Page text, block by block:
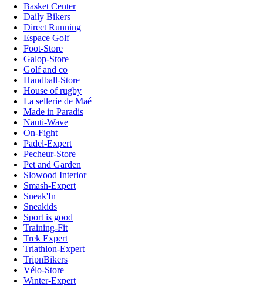
Basket Center
Daily Bikers
Direct Running
Espace Golf
Foot-Store
Galop-Store
Golf and co
Handball-Store
House of rugby
La sellerie de Maé
Made in Paradis
Nauti-Wave
On-Fight
Padel-Expert
Pecheur-Store
Pet and Garden
Slowood Interior
Smash-Expert
Sneak'In
Sneakids
Sport is good
Training-Fit
Trek Expert
Triathlon-Expert
TripnBikers
Vélo-Store
Winter-Expert